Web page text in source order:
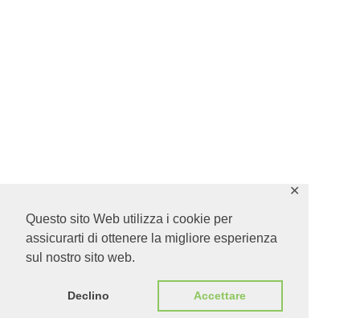
Questo sito Web utilizza i cookie per
assicurarti di ottenere la migliore esperienza
sul nostro sito web.
Declino Accettare
✕